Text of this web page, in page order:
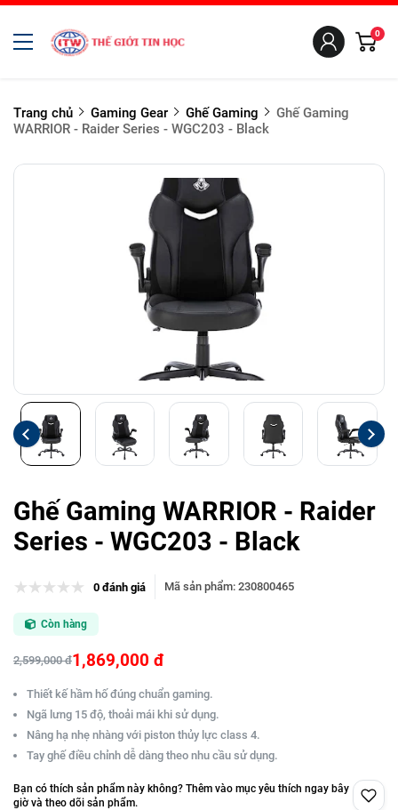
0
Trang chủ Gaming Gear Ghế Gaming
Ghế Gaming
WARRIOR - Raider Series - WGC203 - Black
Ghế Gaming WARRIOR - Raider
Series - WGC203 - Black
0 đánh giá Mã sản phẩm: 230800465
Còn hàng
2,599,000 đ1,869,000 đ
Thiết kế hầm hố đúng chuẩn gaming.
Ngã lưng 15 độ, thoải mái khi sử dụng.
Nâng hạ nhẹ nhàng với piston thủy lực class 4.
Tay ghế điều chỉnh dễ dàng theo nhu cầu sử dụng.
Bạn có thích sản phẩm này không? Thêm vào mục yêu thích ngay bây
giờ và theo dõi sản phẩm.